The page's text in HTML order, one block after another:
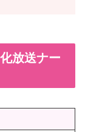
放送ナー